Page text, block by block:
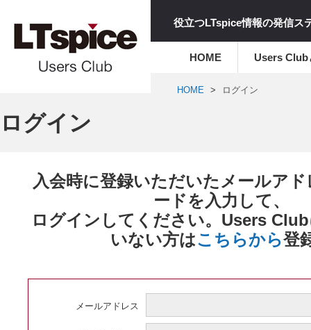
役立つLTspice情報の発信ス
HOME Users Club
HOME ログイン
ログイン
入会時に登録いただいたメールア
ードを入力して、
ログインしてください。Users
いない方はこちらから登
メールアドレス